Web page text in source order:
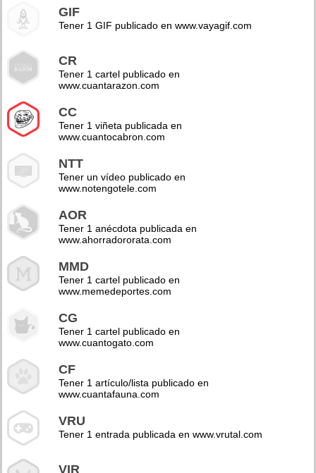
GIF
Tener 1 GIF publicado en www.vayagif.com
CR
Tener 1 cartel publicado en
www.cuantarazon.com
CC
Tener 1 viñeta publicada en
www.cuantocabron.com
NTT
Tener un vídeo publicado en
www.notengotele.com
AOR
Tener 1 anécdota publicada en
www.ahorradororata.com
MMD
Tener 1 cartel publicado en
www.memedeportes.com
CG
Tener 1 cartel publicado en
www.cuantogato.com
CF
Tener 1 artículo/lista publicado en
www.cuantafauna.com
VRU
Tener 1 entrada publicada en www.vrutal.com
VIR